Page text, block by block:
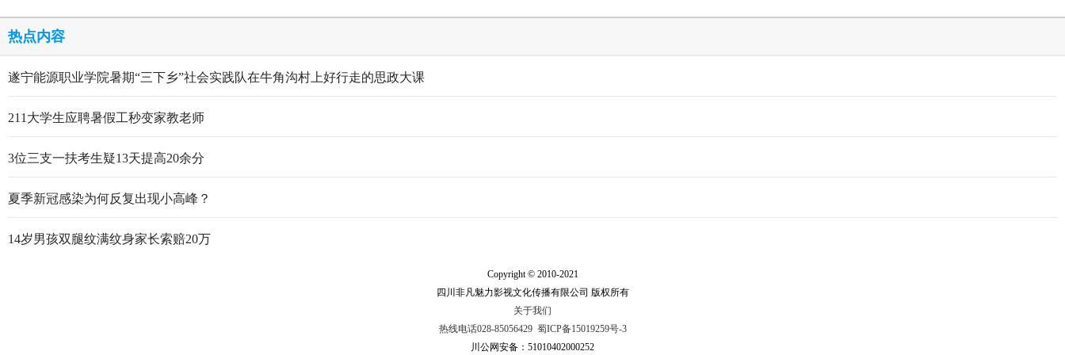
热点内容
遂宁能源职业学院暑期“三下乡”社会实践队在牛角沟村上好行走的思政大课
211大学生应聘暑假工秒变家教老师
3位三支一扶考生疑13天提高20余分
夏季新冠感染为何反复出现小高峰？
14岁男孩双腿纹满纹身家长索赔20万
Copyright © 2010-2021
四川非凡魅力影视文化传播有限公司 版权所有
关于我们
热线电话028-85056429 蜀ICP备15019259号-3
川公网安备：51010402000252